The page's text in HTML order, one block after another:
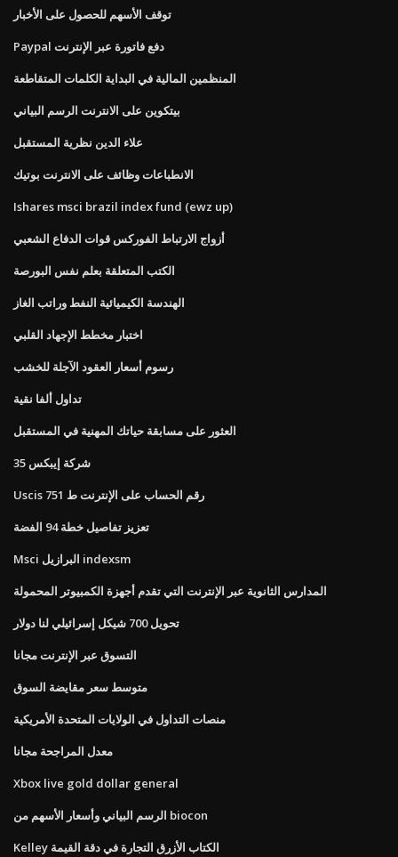
توقف الأسهم للحصول على الأخبار
Paypal دفع فاتورة عبر الإنترنت
المنظمين المالية في البداية الكلمات المتقاطعة
بيتكوين على الانترنت الرسم البياني
علاء الدين نظرية المستقبل
الانطباعات وظائف على الانترنت بوتيك
Ishares msci brazil index fund (ewz up)
أزواج الارتباط الفوركس قوات الدفاع الشعبي
الكتب المتعلقة بعلم نفس البورصة
الهندسة الكيميائية النفط وراتب الغاز
اختبار مخطط الإجهاد القلبي
رسوم أسعار العقود الآجلة للخشب
تداول ألفا نقية
العثور على مسابقة حياتك المهنية في المستقبل
35 شركة إيبكس
Uscis رقم الحساب على الإنترنت ط 751
تعزيز تفاصيل خطة 94 الفضة
Msci البرازيل indexsm
المدارس الثانوية عبر الإنترنت التي تقدم أجهزة الكمبيوتر المحمولة
تحويل 700 شيكل إسرائيلي لنا دولار
التسوق عبر الإنترنت مجانا
متوسط ​​سعر مقايضة السوق
منصات التداول في الولايات المتحدة الأمريكية
معدل المراجحة مجانا
Xbox live gold dollar general
الرسم البياني وأسعار الأسهم من biocon
Kelley الكتاب الأزرق التجارة في دقة القيمة